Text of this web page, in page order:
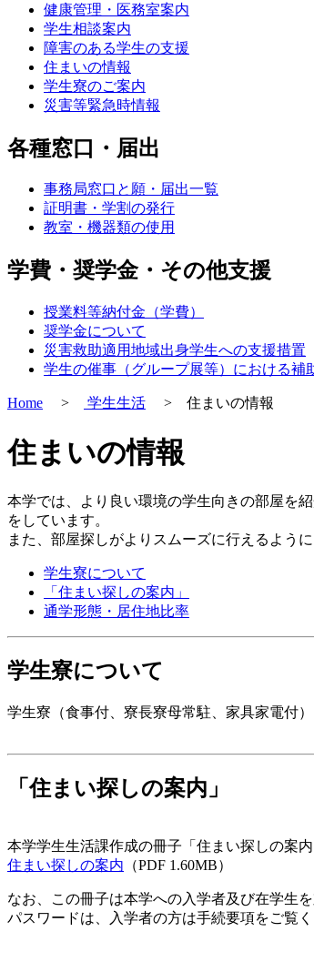
健康管理・医務室案内
学生相談案内
障害のある学生の支援
住まいの情報
学生寮のご案内
災害等緊急時情報
各種窓口・届出
事務局窓口と願・届出一覧
証明書・学割の発行
教室・機器類の使用
学費・奨学金・その他支援
授業料等納付金（学費）
奨学金について
災害救助適用地域出身学生への支援措置
学生の催事（グループ展等）における補
Home > 学生生活 > 住まいの情報
住まいの情報
本学では、より良い環境の学生向きの部屋を
をしています。
また、部屋探しがよりスムーズに行えるよう
学生寮について
「住まい探しの案内」
通学形態・居住地比率
学生寮について
学生寮（食事付、寮長寮母常駐、家具家電付
「住まい探しの案内」
本学学生生活課作成の冊子「住まい探しの案
住まい探しの案内 （PDF 1.60MB）
なお、この冊子は本学への入学者及び在学生
パスワードは、入学者の方は手続要項をご覧